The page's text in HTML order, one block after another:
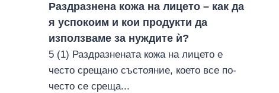
Раздразнена кожа на лицето – как да
я успокоим и кои продукти да
използваме за нуждите ѝ?
5 (1) Раздразнената кожа на лицето е
често срещано състояние, което все по-
често се среща...